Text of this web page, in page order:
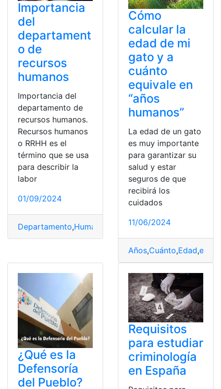
Importancia
del
departament
o de
recursos
humanos
Importancia del
departamento de
recursos humanos.
Recursos humanos
o RRHH es el
término que se usa
para describir la
labor
01/09/2024
Departamento,Humanos Importancia,Recursos
Cómo
calcular la
edad de mi
gato y a
cuánto
equivale en
“años
humanos”
La edad de un gato
es muy importante
para garantizar su
salud y estar
seguros de que
recibirá los
cuidados
11/06/2024
Años,Cuánto,Edad,
¿Qué es la
Defensoría
del Pueblo?
Requisitos
para estudiar
criminología
en España